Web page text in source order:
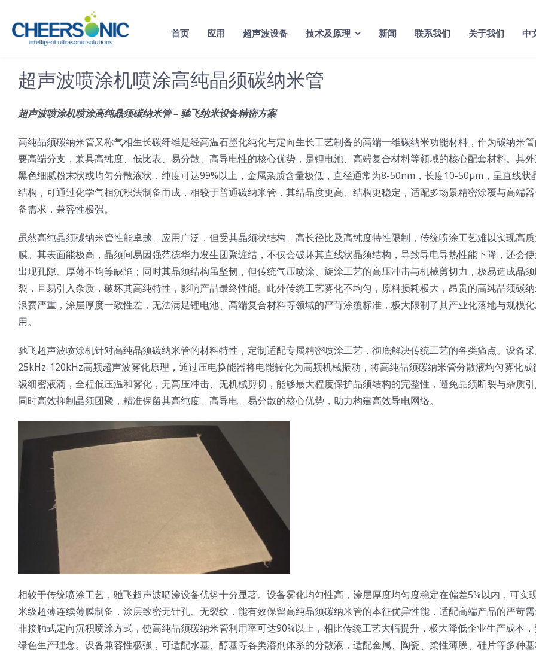
content
首页 应用 超声波设备 技术及原理 新闻 联系我们 关于我们 中
超声波喷涂机喷涂高纯晶须碳纳米管
超声波喷涂机喷涂高纯晶须碳纳米管 – 驰飞纳米设备精密方案
高纯晶须碳纳米管又称气相生长碳纤维是经高温石墨化纯化与定向生长工艺制备的高端一维碳纳米功能材料，作为碳纳米
要高端分支，兼具高纯度、低比表、易分散、高导电性的核心优势，是锂电池、高端复合材料等领域的核心配套材料。其
黑色细腻粉末状或均匀分散液状，纯度可达99%以上，金属杂质含量极低，直径通常为8-50nm，长度10-50μm，呈直线状
结构，可通过化学气相沉积法制备而成，相较于普通碳纳米管，其结晶度更高、结构更稳定，适配多场景精密涂覆与高端
备需求，兼容性极强。
虽然高纯晶须碳纳米管性能卓越、应用广泛，但受其晶须状结构、高长径比及高纯度特性限制，传统喷涂工艺难以实现高
膜。其表面能极高，晶须间易因强范德华力发生团聚缠结，不仅会破坏其直线状晶须结构，导致导电导热性能下降，还会
出现孔隙、厚薄不均等缺陷；同时其晶须结构虽坚韧，但传统气压喷涂、旋涂工艺的高压冲击与机械剪切力，极易造成晶
裂，且易引入杂质，破坏其高纯特性，影响产品最终性能。此外传统工艺雾化不均匀，原料损耗极大，昂贵的高纯晶须碳
浪费严重，涂层厚度一致性差，无法满足锂电池、高端复合材料等领域的严苛涂覆标准，极大限制了其产业化落地与规模
用。
驰飞超声波喷涂机针对高纯晶须碳纳米管的材料特性，定制适配专属精密喷涂工艺，彻底解决传统工艺的各类痛点。设备
25kHz-120kHz高频超声波雾化原理，通过压电换能器将电能转化为高频机械振动，将高纯晶须碳纳米管分散液均匀雾化成
级细密液滴，全程低压温和雾化，无高压冲击、无机械剪切，能够最大程度保护晶须结构的完整性，避免晶须断裂与杂质
同时高效抑制晶须团聚，精准保留其高纯度、高导电、易分散的核心优势，助力构建高效导电网络。
相较于传统喷涂工艺，驰飞超声波喷涂设备优势十分显著。设备雾化均匀性高，涂层厚度均匀度稳定在偏差5%以内，可实
米级超薄连续薄膜制备，涂层致密无针孔、无裂纹，能有效保留高纯晶须碳纳米管的本征优异性能，适配高端产品的严苛
非接触式定向沉积喷涂方式，使高纯晶须碳纳米管利用率可达90%以上，相比传统工艺大幅提升，极大降低企业生产成本
绿色生产理念。设备兼容性极强，可适配水基、醇基等各类溶剂体系的分散液，适配金属、陶瓷、柔性薄膜、硅片等多种